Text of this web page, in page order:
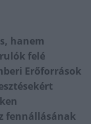
hanem
felé
Erőforrások
fennállásának